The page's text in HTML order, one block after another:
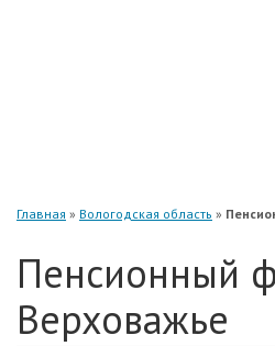
Главная » Вологодская область »
Пенсионный
Верховажье